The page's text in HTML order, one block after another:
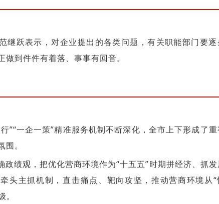
继跃表示，对企业提出的各类问题，有关职能部门要逐
到件件有着落、事事有回音。
”“一企一策”精准服务机制不断深化，全市上下形成了
。
政绩观，把优化营商环境作为“十五五”时期拼经济、抓发
头主抓机制，直击痛点、靶向攻坚，推动营商环境从“